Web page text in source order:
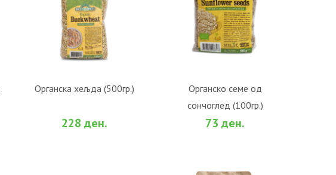
Органска хељда (500гр.)
228 ден.
ВО КОШНИЧКА
Органско семе од
сончоглед (100гр.)
73 ден.
ВО КОШНИЧКА
Во желби За споредба